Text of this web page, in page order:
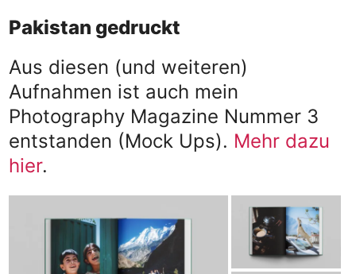
Pakistan gedruckt
Aus diesen (und weiteren)
Aufnahmen ist auch mein
Photography Magazine Nummer 3
entstanden (Mock Ups). Mehr dazu
hier.